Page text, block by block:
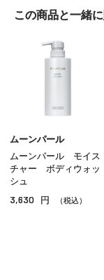
ボディクリーム
ボディオイル
ボディスクラブ
ハンドケア
フットケア
この商品と一緒に
ムーンパール
ムーンパール モイス
チャー ボディウォッ
シュ
3,630 円 （税込）